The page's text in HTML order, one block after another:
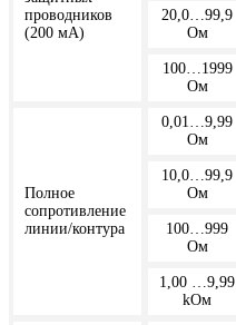
проводников
(200 мА)
20,0…99,9
Ом
100…1999
Ом
Полное
сопротивление
линии/контура
0,01…9,99
Ом
10,0…99,9
Ом
100…999
Ом
1,00 …9,99
kОм